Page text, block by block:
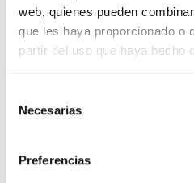
web, quienes pueden
que les haya proporcionado o
partir del uso que haya hecho
Necesarias
Preferencias
Biollagen TM
enriquecer nuestro
innovadores que